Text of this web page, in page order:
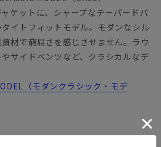
ケットに、シャープなテーパードパ
イトフィットモデル。モダンなシル
材で窮屈さを感じさせません。ラウ
サイドベンツなど、クラシカルなデ
（モダンクラシック・モデ